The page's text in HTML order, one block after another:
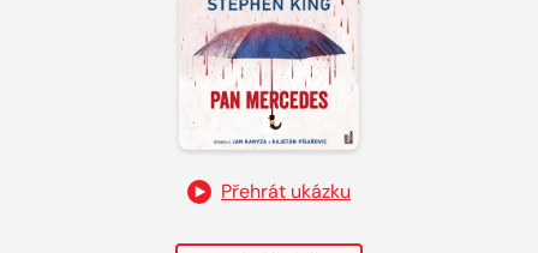
Přehrát ukázku